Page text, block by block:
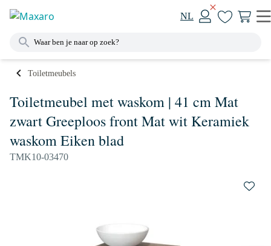
NL
Toiletmeubels
Toiletmeubel met waskom | 41 cm Mat
zwart Greeploos front Mat wit Keramiek
waskom Eiken blad
TMK10-03470